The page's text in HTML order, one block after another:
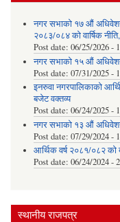
नगर सभाको १७ औं
२०८३/०८४ को वार्षिक
Post date: 06/25/2026 -
नगर सभाको १५ औं
Post date: 07/31/2025 -
इनरुवा नगरपालिकाको
बजेट वक्तव्य
Post date: 06/24/2025 -
नगर सभाको १३ औं
Post date: 07/29/2024 -
आर्थिक वर्ष २०८१/०८२ को
Post date: 06/24/2024 -
स्थानीय राजपत्र